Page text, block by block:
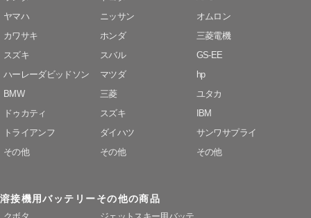
ヤマハ
カワサキ
スズキ
ハーレーダビッドソン
BMW
ドゥカティ
トライアンフ
その他
ニッサン
ホンダ
スバル
マツダ
三菱
スズキ
ダイハツ
その他
オムロン
三菱電機
GS-EE
hp
ユタカ
IBM
サンワサプライ
その他
溶接機用バッテリー その他の商品